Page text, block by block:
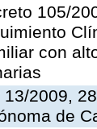
105/
con
13/2009,
de